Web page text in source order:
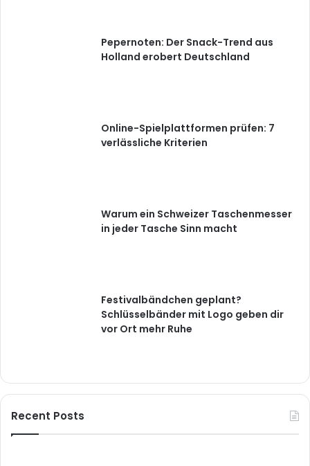
Pepernoten: Der Snack-Trend aus
Holland erobert Deutschland
Online-Spielplattformen prüfen: 7
verlässliche Kriterien
Warum ein Schweizer Taschenmesser
in jeder Tasche Sinn macht
Festivalbändchen geplant?
Schlüsselbänder mit Logo geben dir
vor Ort mehr Ruhe
Recent Posts